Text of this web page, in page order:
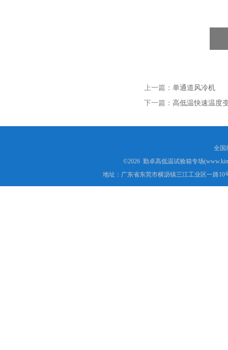
上一篇： 单通道风冷机
下一篇： 高低温快速温度
全国
©2026 勤卓高低温试验箱专场
地址：广东省东莞市横沥镇三江工业区一路10